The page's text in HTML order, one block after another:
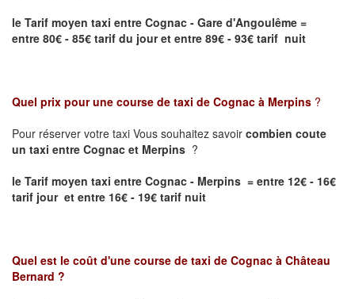
le Tarif moyen taxi entre Cognac - Gare d'Angoulême =
entre 80€ - 85€ tarif du jour et entre 89€ - 93€ tarif nuit
Quel prix pour une course de taxi de Cognac à Merpins ?
Pour réserver votre taxi Vous souhaitez savoir combien coute
un taxi entre Cognac et Merpins ?
le Tarif moyen taxi entre Cognac - Merpins = entre 12€ - 16€
tarif jour et entre 16€ - 19€ tarif nuit
Quel est le coût d'une course de taxi de Cognac à Château
Bernard ?